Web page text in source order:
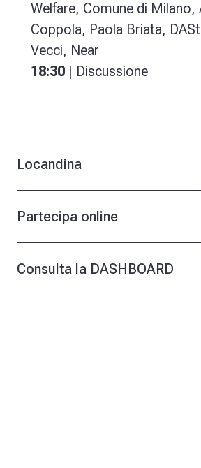
Locandina
Partecipa online
Consulta la DASHBOARD
Welfare, Comune di Milano,
Coppola, Paola Briata,
Vecci, Near
18:30 | Discussione